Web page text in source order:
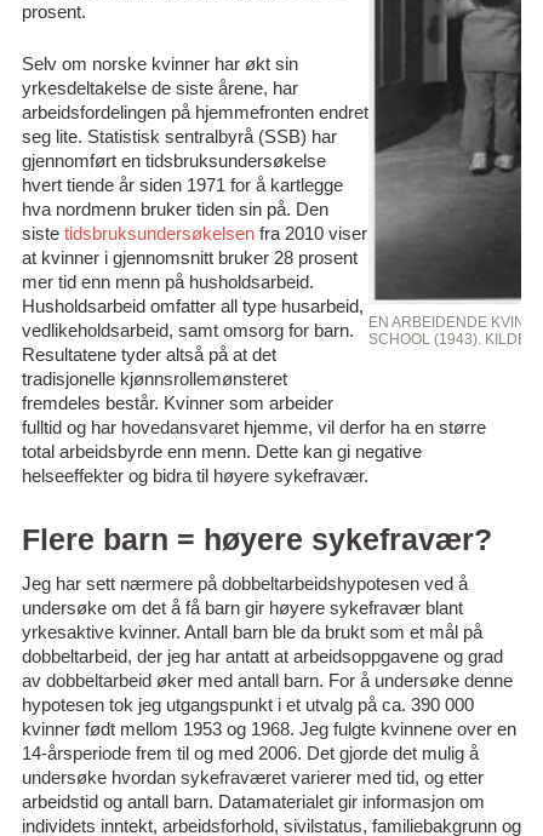
EN ARBEIDENDE
SCHOOL (1943). KILDE:
prosent.
Selv om norske kvinner har økt sin
yrkesdeltakelse de siste årene, har
arbeidsfordelingen på hjemmefronten endret
seg lite. Statistisk sentralbyrå (SSB) har
gjennomført en tidsbruksundersøkelse
hvert tiende år siden 1971 for å kartlegge
hva nordmenn bruker tiden sin på. Den
siste tidsbruksundersøkelsenfra 2010 viser
at kvinner i gjennomsnitt bruker 28 prosent
mer tid enn menn på husholdsarbeid.
Husholdsarbeid omfatter all type husarbeid,
vedlikeholdsarbeid, samt omsorg for barn.
Resultatene tyder altså på at det
tradisjonelle kjønnsrollemønsteret
fremdeles består. Kvinner som arbeider
fulltid og har hovedansvaret hjemme, vil derfor ha en større
total arbeidsbyrde enn menn. Dette kan gi negative
helseeffekter og bidra til høyere sykefravær.
Flere barn = høyere sykefravær?
Jeg har sett nærmere på dobbeltarbeidshypotesen ved å
undersøke om det å få barn gir høyere sykefravær blant
yrkesaktive kvinner. Antall barn ble da brukt som et mål på
dobbeltarbeid, der jeg har antatt at arbeidsoppgavene og grad
av dobbeltarbeid øker med antall barn. For å undersøke denne
hypotesen tok jeg utgangspunkt i et utvalg på ca. 390 000
kvinner født mellom 1953 og 1968. Jeg fulgte kvinnene over en
14-årsperiode frem til og med 2006. Det gjorde det mulig å
undersøke hvordan sykefraværet varierer med tid, og etter
arbeidstid og antall barn. Datamaterialet gir informasjon om
individets inntekt, arbeidsforhold, sivilstatus, familiebakgrunn og